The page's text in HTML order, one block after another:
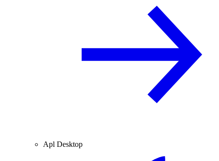
Apl Desktop